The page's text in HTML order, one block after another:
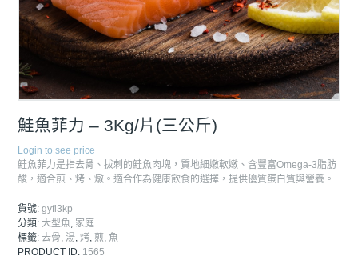
鮭魚菲力 – 3Kg/片(三公斤)
Login to see price
鮭魚菲力是指去骨、拔刺的鮭魚肉塊，質地細嫩軟嫩、含豐富Omega-3脂肪
酸，適合煎、烤、燉。適合作為健康飲食的選擇，提供優質蛋白質與營養。
貨號:gyfl3kp
分類:大型魚 家庭
標籤:去骨 ,湯 ,烤 ,煎 魚
PRODUCT ID: 1565